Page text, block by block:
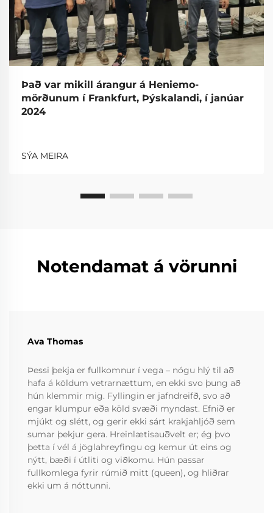
Það var mikill árangur á Heniemo-
mörðunum í Frankfurt, Þýskalandi, í janúar
2024
SÝA MEIRA
Notendamat á vörunni
Ava Thomas
Þessi þekja er fullkomnur í vega – nógu hlý til að
hafa á köldum vetrarnættum, en ekki svo þung að
hún klemmir mig. Fyllingin er jafndreifð, svo að
engar klumpur eða köld svæði myndast. Efnið er
mjúkt og slétt, og gerir ekki sárt krakjahljóð sem
sumar þekjur gera. Hreinlætisauðvelt er; ég þvo
þetta í vél á jöglahreyfingu og kemur út eins og
nýtt, bæði í útliti og viðkomu. Hún passar
fullkomlega fyrir rúmið mitt (queen), og hliðrar
ekki um á nóttunni.